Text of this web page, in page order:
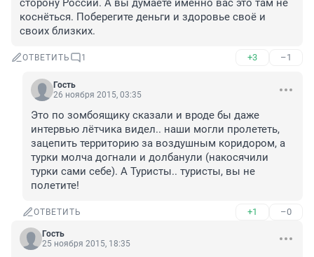
сторону России. А вы думаете именно вас это там не
коснёться. Поберегите деньги и здоровье своё и
своих близких.
ОТВЕТИТЬ 1 +3 –1
Гость
26 ноября 2015, 03:35
Это по зомбоящику сказали и вроде бы даже
интервью лётчика видел.. наши могли пролететь,
зацепить территорию за воздушным коридором, а
турки молча догнали и долбанули (накосячили
турки сами себе). А Туристы.. туристы, вы не
полетите!
ОТВЕТИТЬ +1 –0
Гость
25 ноября 2015, 18:35